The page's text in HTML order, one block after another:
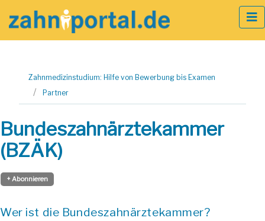
springen
Zahnmedizinstudium: Hilfe von Bewerbung bis Examen
Partner
Bundeszahnärztekammer
(BZÄK)
+ Abonnieren
Wer ist die Bundeszahnärztekammer?